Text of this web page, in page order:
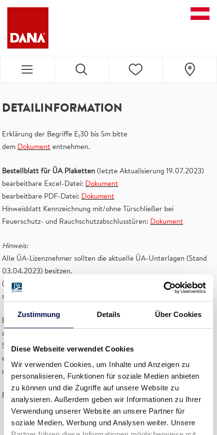
Zustimmung Details Über Cookies
Diese Webseite verwendet Cookies
Wir verwenden Cookies, um Inhalte und Anzeigen zu
personalisieren, Funktionen für soziale Medien anbieten
zu können und die Zugriffe auf unsere Website zu
analysieren. Außerdem geben wir Informationen zu Ihrer
Verwendung unserer Website an unsere Partner für
soziale Medien, Werbung und Analysen weiter. Unsere
DANA NAVIGATION
DETAILINFORMATION
Erklärung der Begriffe E 30 bis Sm bitte
dem Dokument entnehmen.
Bestellblatt für ÜA Plaketten (letzte Aktualisierung 19.07.2023)
bearbeitbare Excel-Datei: Dokument
bearbeitbare PDF-Datei: Dokument
Hinweisblatt Kennzeichnung mit/ohne Türschließer bei
Feuerschutz- und Rauchschutzabschlusstüren: Dokument
Hinweis:
Alle ÜA-Lizenznehmer sollten die aktuelle ÜA-Unterlagen (Stand
03.04.2023) besitzen.
(Einen entsprechenden Aktualisierungshinweis für ecom Benutzer
sollten Sie per Mail in der KW 25/26 erhalten haben.)
Eventuelle Aktualisierungen sind über den DANA ecom-Zugang
abrufbar.
Sollten Ihnen noch keine Zugangsdaten vorliegen, bitte um
entsprechende Rückmeldung
unter
BZach@jeldwen.com
Ecom Aufruf: http://ecom.dana.at/